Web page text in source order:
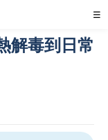
☰
解毒到日常